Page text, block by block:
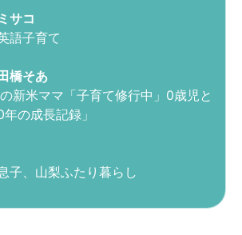
サコ
語子育て
橋そあ
新米ママ「子育て修行中」0歳児と
の成長記録」
子、山梨ふたり暮らし